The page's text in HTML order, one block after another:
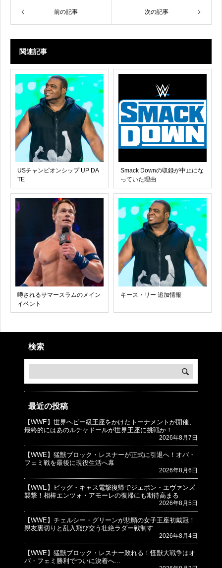
前の記事 次の記事
関連記事
USチャンピオンシップ UP DA
TE
Smack Downの収録が中止にな
っていた理由
噂されるサマースラムのメイン
イベント
キース・リー 追加情報
検索
最近の投稿
【WWE】世界ヘビー級王座をかけたトーナメントが開催、
最終的にはあのルチャドールが世界王座に挑戦か！
2026年8月7日
【WWE】猛獣ブロック・レスナーが正式に引退へ！オバ・
フェミ戦を最後に現役生活へ幕
2026年8月6日
【WWE】ビッグ・キャス電撃復帰でジェボン・エヴァンズ
襲撃！相棒エンツォ・アモーレの復帰にも期待高まる
2026年8月5日
【WWE】チェルシー・グリーンが悲願の女子王座初戴冠！
親友裏切りと乱入飛び交う壮絶ラダー戦制す
2026年8月4日
【WWE】猛獣ブロック・レスナー敗れる！怪獣大戦争はオ
バ・フェミ勝利でついに決着へ…
© プロレスJunkie ～WWEの最新情報 USA～